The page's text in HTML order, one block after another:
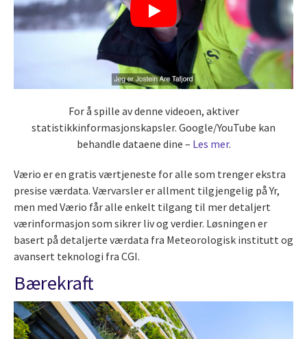
For å spille av denne videoen, aktiver
statistikkinformasjonskapsler. Google/YouTube kan
behandle dataene dine – Les mer.
Værio er en gratis værtjeneste for alle som trenger ekstra
presise værdata. Værvarsler er allment tilgjengelig på Yr,
men med Værio får alle enkelt tilgang til mer detaljert
værinformasjon som sikrer liv og verdier. Løsningen er
basert på detaljerte værdata fra Meteorologisk institutt og
avansert teknologi fra CGI.
Bærekraft